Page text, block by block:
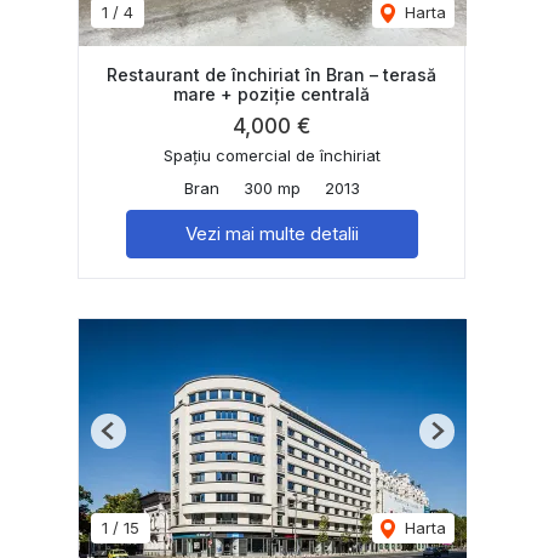
1 / 4 Harta
Restaurant de închiriat în Bran – terasă
mare + poziție centrală
4,000 €
Spațiu comercial de închiriat
Bran
300 mp 2013
Vezi mai multe detalii
1 / 15 Harta
Previous Next